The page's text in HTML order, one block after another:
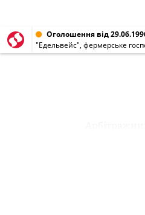
Оголошення від
"Едельвейс", фермерське